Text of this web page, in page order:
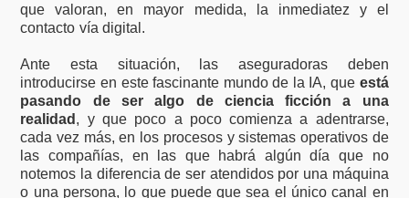
que valoran, en mayor medida, la inmediatez y el
contacto vía digital.
Ante esta situación, las aseguradoras deben
introducirse en este fascinante mundo de la IA, que está
pasando de ser algo de ciencia ficción a una
realidad , y que poco a poco comienza a adentrarse,
cada vez más, en los procesos y sistemas operativos de
las compañías, en las que habrá algún día que no
notemos la diferencia de ser atendidos por una máquina
o una persona, lo que puede que sea el único canal en